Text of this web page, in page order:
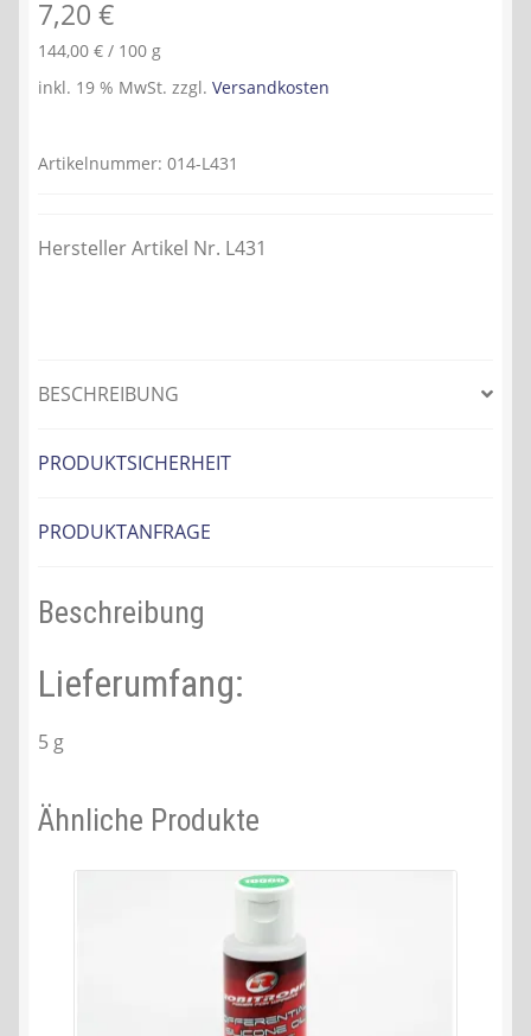
7,20 €
144,00 € / 100 g
inkl. 19 % MwSt. zzgl. Versandkosten
Hersteller Artikel Nr. L431
Artikelnummer: 014-L431
BESCHREIBUNG
PRODUKTSICHERHEIT
PRODUKTANFRAGE
Beschreibung
Lieferumfang:
5 g
Ähnliche Produkte